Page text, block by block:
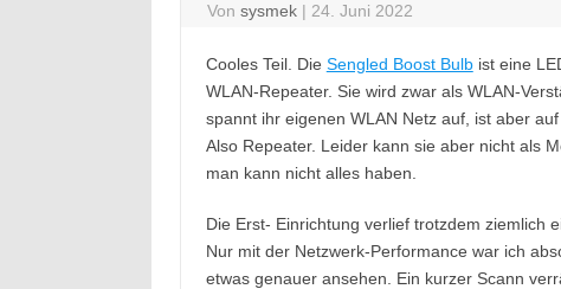
Vonsysmek | 24. Juni 2022
Cooles Teil. Die Sengled Boost Bulbist eine
WLAN-Repeater. Sie wird zwar als WLAN-
spannt ihr eigenen WLAN Netz auf, ist aber
Also Repeater. Leider kann sie aber nicht als
man kann nicht alles haben.
Die Erst- Einrichtung verlief trotzdem ziemlich
Nur mit der Netzwerk-Performance war ich
etwas genauer ansehen. Ein kurzer Scann